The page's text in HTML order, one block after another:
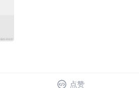
点赞